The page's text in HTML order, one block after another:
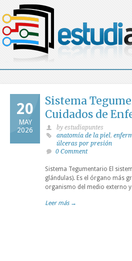
20
MAY
2026
Sistema
Cuidados de
by estudiapuntes
anatomía de la piel,
úlceras por presión
0 Comment
Sistema Tegumentario El
glándulas). Es el órgano más
organismo del medio externo
Leer más →